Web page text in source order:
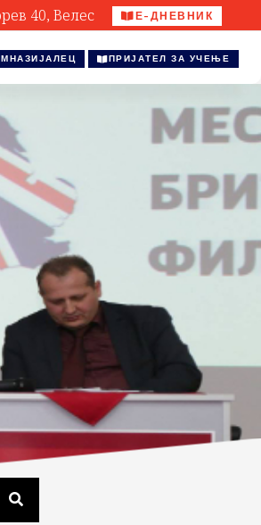
40, Велес Е-ДНЕВНИК
ПРИЈАТЕЛ ЗА УЧЕЊЕ